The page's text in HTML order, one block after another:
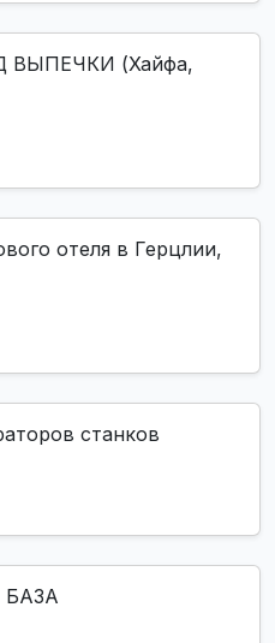
ВЫПЕЧКИ (Хайфа,
отеля в Герцлии,
станков